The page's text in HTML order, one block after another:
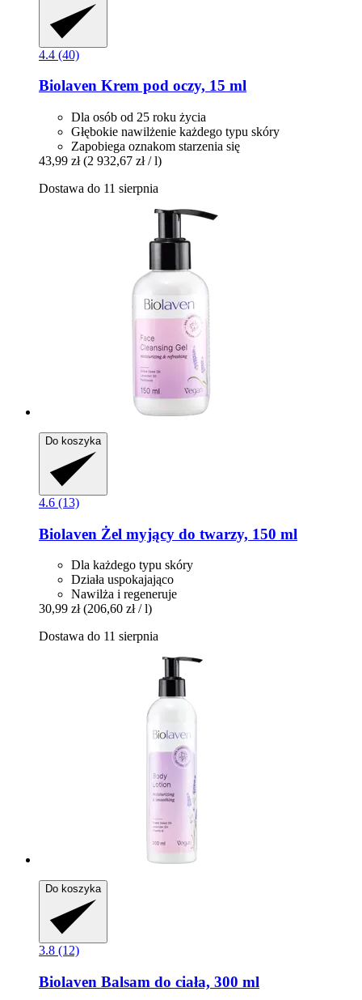
4.4 (40)
Biolaven Krem pod oczy, 15 ml
Dla osób od 25 roku życia
Głębokie nawilżenie każdego typu skóry
Zapobiega oznakom starzenia się
43,99 zł (2 932,67 zł / l)
Dostawa do 11 sierpnia
Do koszyka
4.6 (13)
Biolaven Żel myjący do twarzy, 150 ml
Dla każdego typu skóry
Działa uspokajająco
Nawilża i regeneruje
30,99 zł (206,60 zł / l)
Dostawa do 11 sierpnia
Do koszyka
3.8 (12)
Biolaven Balsam do ciała, 300 ml